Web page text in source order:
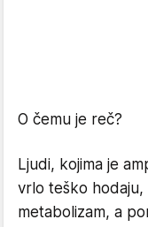
O čemu je reč?
Ljudi, kojima je
vrlo teško hodaju,
metabolizam, a